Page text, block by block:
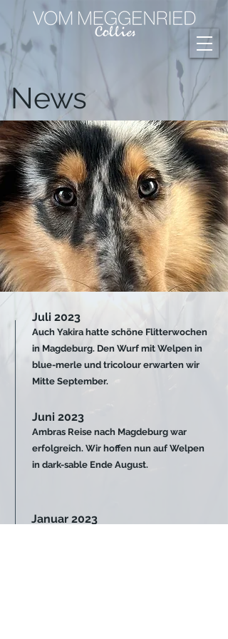
News
Juli 2023
Auch Yakira hatte schöne Flitterwochen
in Magdeburg. Den Wurf mit Welpen in
blue-merle und tricolour erwarten wir
Mitte September.
Juni 2023
Ambras Reise nach Magdeburg war
erfolgreich. Wir hoffen nun auf Welpen
in dark-sable Ende August.
Januar 2023